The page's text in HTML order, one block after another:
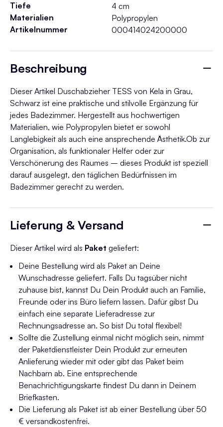
Tiefe
4 cm
Materialien
Polypropylen
Artikelnummer
000414024200000
Beschreibung
Dieser Artikel Duschabzieher TESS von Kela in Grau,
Schwarz ist eine praktische und stilvolle Ergänzung für
jedes Badezimmer. Hergestellt aus hochwertigen
Materialien, wie Polypropylen bietet er sowohl
Langlebigkeit als auch eine ansprechende Ästhetik.Ob zur
Organisation, als funktionaler Helfer oder zur
Verschönerung des Raumes – dieses Produkt ist speziell
darauf ausgelegt, den täglichen Bedürfnissen im
Badezimmer gerecht zu werden.
Lieferung & Versand
Dieser Artikel wird als Paket geliefert:
Deine Bestellung wird als Paket an Deine
Wunschadresse geliefert. Falls Du tagsüber nicht
zuhause bist, kannst Du Dein Produkt auch an Familie,
Freunde oder ins Büro liefern lassen. Dafür gibst Du
einfach eine separate Lieferadresse zur
Rechnungsadresse an. So bist Du total flexibel!
Sollte die Zustellung einmal nicht möglich sein, nimmt
der Paketdienstleister Dein Produkt zur erneuten
Anlieferung wieder mit oder gibt das Paket beim
Nachbarn ab. Eine entsprechende
Benachrichtigungskarte findest Du dann in Deinem
Briefkasten.
Die Lieferung als Paket ist ab einer Bestellung über 50
€ versandkostenfrei.